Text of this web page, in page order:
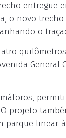
entregue
o novo
o
General
projeto
parque linear